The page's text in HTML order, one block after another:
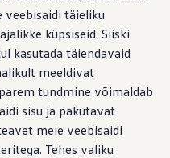
veebisaidi täieliku
küpsiseid. Siiski
kasutada täiendavaid
meeldivat
tundmine võimaldab
sisu ja pakutavat
meie veebisaidi
Tehes valiku
pood
sinu uuele Volkswagenile!
olles
kasutuseks, on mugav,
sellest, kas olete